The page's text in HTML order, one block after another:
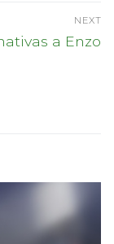
NEXT
a Enzo